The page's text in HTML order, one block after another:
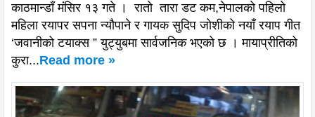
काठमान्डाँ मंसिर १३ गते । रातो तारा डट कम,नेपालको पहिलो
महिला रयापर सपना न्यौपाने र गायक सुदिप जोशीको नयाँ रयाप गीत
‘जवानीको टयाक्स ” युट्युबमा सार्वजनिक भएको छ । मायाप्रीतिको
कुरा...Read more »